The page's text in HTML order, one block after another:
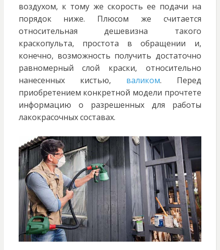
воздухом, к тому же скорость ее подачи на
порядок ниже. Плюсом же считается
относительная дешевизна такого
краскопульта, простота в обращении и,
конечно, возможность получить достаточно
равномерный слой краски, относительно
нанесенных кистью, валиком. Перед
приобретением конкретной модели прочтете
информацию о разрешенных для работы
лакокрасочных составах.